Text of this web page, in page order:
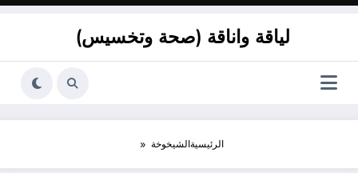
لياقة واناقة (صحة وتخسيس)
الرئيسيةالشيخوخة